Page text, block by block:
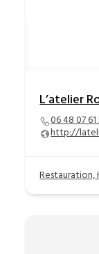
L’atelier
06 48 07
http://